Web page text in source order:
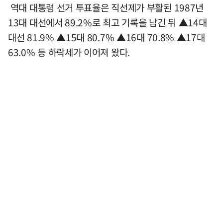
역대 대통령 선거 투표율은 직선제가 부활된 1987년
13대 대선에서 89.2%로 최고 기록을 남긴 뒤 ▲14대
대선 81.9% ▲15대 80.7% ▲16대 70.8% ▲17대
63.0% 등 하락세가 이어져 왔다.